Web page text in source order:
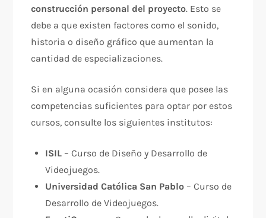
construcción personal del proyecto. Esto se
debe a que existen factores como el sonido,
historia o diseño gráfico que aumentan la
cantidad de especializaciones.
Si en alguna ocasión considera que posee las
competencias suficientes para optar por estos
cursos, consulte los siguientes institutos:
ISIL – Curso de Diseño y Desarrollo de
Videojuegos.
Universidad Católica San Pablo – Curso de
Desarrollo de Videojuegos.